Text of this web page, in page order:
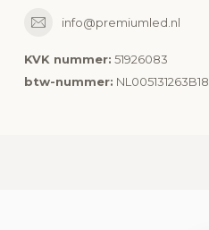
info@premiumled.nl
KVK nummer: 51926083
btw-nummer: NL005131263B18